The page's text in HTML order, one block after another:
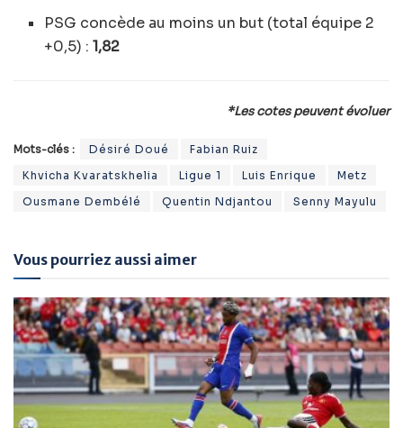
PSG concède au moins un but (total équipe 2
+0,5) :1,82
*Les cotes peuvent évoluer
Mots-clés : Désiré Doué
Fabian Ruiz
Khvicha Kvaratskhelia
Ligue 1 Luis Enrique
Metz
Ousmane Dembélé
Quentin Ndjantou Senny Mayulu
Vous pourriez aussi aimer